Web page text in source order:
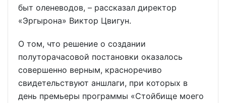
быт оленеводов, – рассказал директор
«Эргырона» Виктор Цвигун.
О том, что решение о создании
полуторачасовой постановки оказалось
совершенно верным, красноречиво
свидетельствуют аншлаги, при которых в
день премьеры программы «Стойбище моего